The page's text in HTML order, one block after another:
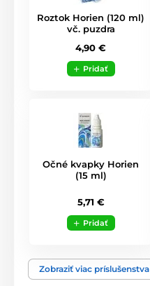
Roztok Horien (120 ml)
vč. puzdra
4,90 €
Pridať
Očné kvapky Horien
(15 ml)
5,71 €
Pridať
Zobraziť viac príslušenstva